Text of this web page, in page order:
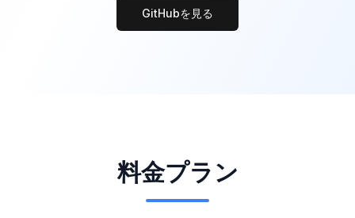
GitHubを見る
料金プラン